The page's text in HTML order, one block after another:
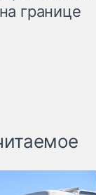
границе